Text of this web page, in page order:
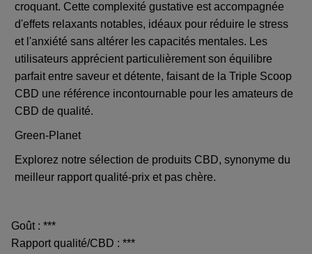
croquant. Cette complexité gustative est accompagnée
d'effets relaxants notables, idéaux pour réduire le stress
et l'anxiété sans altérer les capacités mentales. Les
utilisateurs apprécient particulièrement son équilibre
parfait entre saveur et détente, faisant de la Triple Scoop
CBD une référence incontournable pour les amateurs de
CBD de qualité.
Green-Planet
Explorez notre sélection de produits CBD, synonyme du
meilleur rapport qualité-prix et pas chère.
Goût : ***
Rapport qualité/CBD : ***